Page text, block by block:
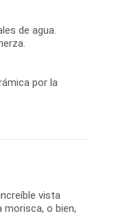
de agua.
por la
vista
morisca, o bien,